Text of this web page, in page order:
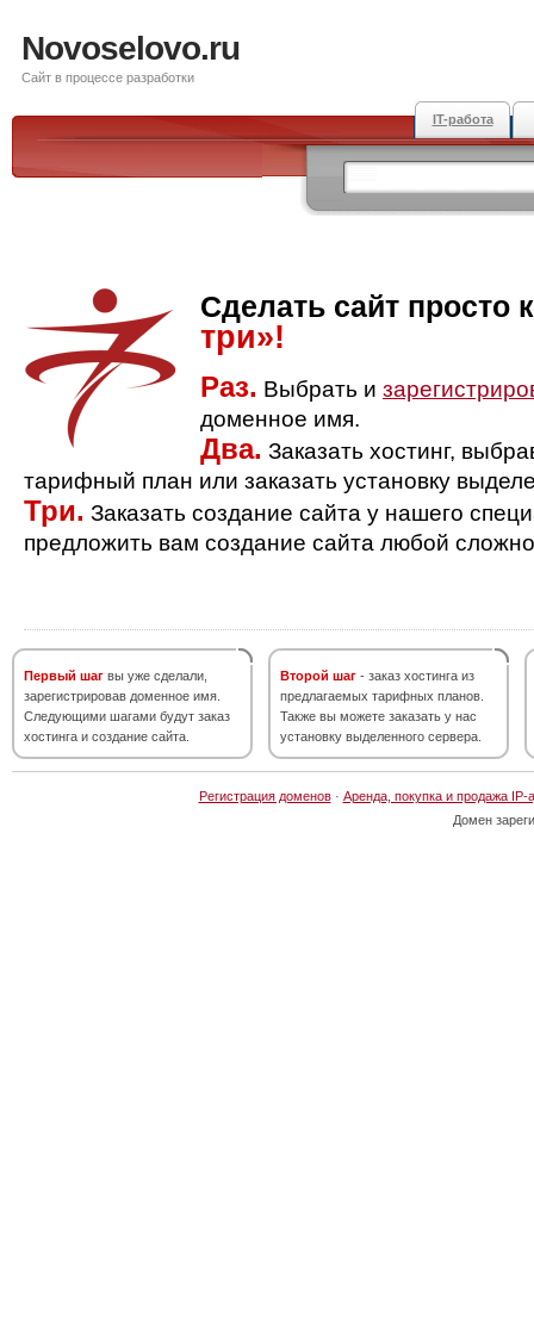
Novoselovo.ru
Сайт в процессе разработки
IT-работа
Сделать сайт просто
три»!
Раз. Выбрать и
доменное имя.
Два. Заказать хостинг,
тарифный план или заказать установку
Три. Заказать создание сайта у нашего
предложить вам создание сайта любой
Первый шаг вы уже сделали,
зарегистрировав доменное имя.
Следующими шагами будут заказ
хостинга и создание сайта.
Второй шаг - заказ хостинга из
предлагаемых тарифных планов.
Также вы можете заказать у нас
установку выделенного сервера.
Регистрация доменов· Аренда, покупка и продажа IP-
Домен